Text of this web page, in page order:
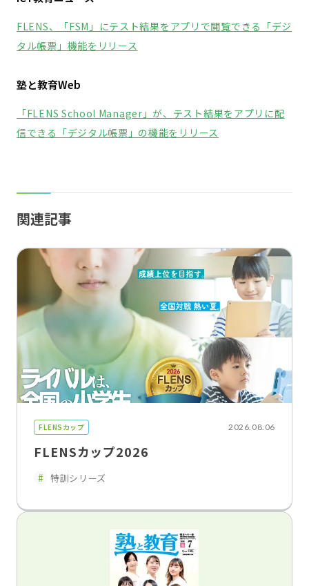
FLENS、「FSM」にテスト結果をアプリで閲覧できる「デジ
タル帳票」機能をリリース
塾と教育Web
「FLENS School Manager」が、テスト結果をアプリに配
信できる「デジタル帳票」の機能をリリース
関連記事
FLENSカップ 2026.08.06
FLENSカップ2026
特訓シリーズ